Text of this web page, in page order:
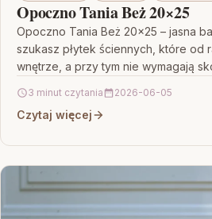
Opoczno Tania Beż 20×25
Opoczno Tania Beż 20×25 – jasna
szukasz płytek ściennych, które od
wnętrze, a przy tym nie wymagają
3 minut czytania 2026-06-05
Czytaj więcej